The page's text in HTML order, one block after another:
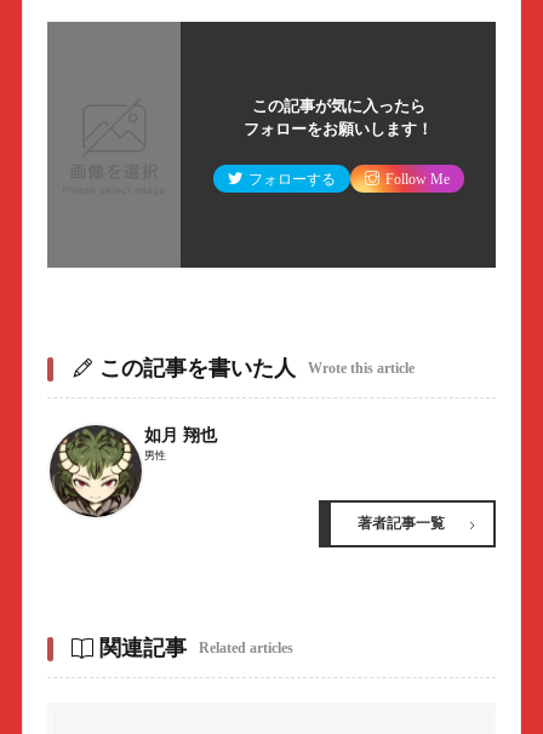
この記事が気に入ったら
フォローをお願いします！
フォローする Follow Me
この記事を書いた人 Wrote this article
如月 翔也
男性
著者記事一覧
関連記事 Related articles